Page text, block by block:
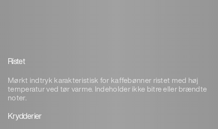
Ristet
Mørkt indtryk karakteristisk for kaffebønner ristet med høj
temperatur ved tør varme. Indeholder ikke bitre eller brændte
noter.
Krydderier